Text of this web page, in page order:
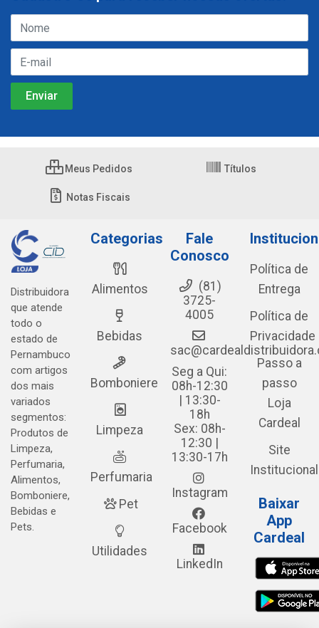
Meus Pedidos Títulos
Notas Fiscais
Distribuidora
que atende
todo o
estado de
Pernambuco
com artigos
dos mais
variados
segmentos:
Produtos de
Limpeza,
Perfumaria,
Alimentos,
Bomboniere,
Bebidas e
Pets.
Categorias
Alimentos
Bebidas
Bomboniere
Limpeza
Perfumaria
Pet
Utilidades
Fale
Conosco
(81)
3725-
4005
Seg a Qui:
08h-12:30
| 13:30-
18h
Sex: 08h-
12:30 |
13:30-17h
Instagram
Facebook
LinkedIn
Política de
Entrega
Política de
Privacidade
Passo a
passo
Loja
Cardeal
Site
Institucional
Baixar
App
Cardeal